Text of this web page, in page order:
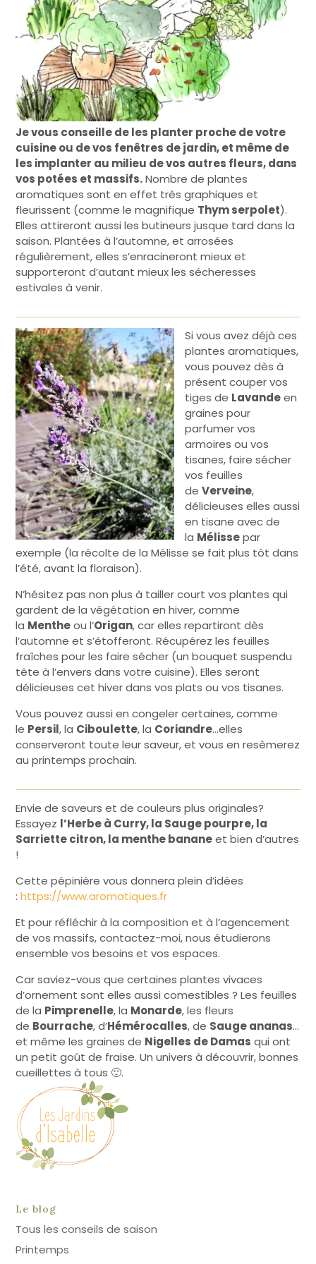
Je vous conseille de les planter proche de votre
cuisine ou de vos fenêtres de jardin, et même de
les implanter au milieu de vos autres fleurs, dans
vos potées et massifs.Nombre de plantes
aromatiques sont en effet très graphiques et
fleurissent (comme le magnifique Thym serpolet).
Elles attireront aussi les butineurs jusque tard dans la
saison. Plantées à l’automne, et arrosées
régulièrement, elles s’enracineront mieux et
supporteront d’autant mieux les sécheresses
estivales à venir.
Si vous avez déjà ces
plantes aromatiques,
vous pouvez dès à
présent couper vos
tiges de Lavandeen
graines pour
parfumer vos
armoires ou vos
tisanes, faire sécher
vos feuilles
deVerveine,
délicieuses elles aussi
en tisane avec de
la Mélissepar
exemple (la récolte de la Mélisse se fait plus tôt dans
l’été, avant la floraison).
N’hésitez pas non plus à tailler court vos plantes qui
gardent de la végétation en hiver, comme
la Mentheou l’Origan, car elles repartiront dès
l’automne et s’étofferont. Récupérez les feuilles
fraîches pour les faire sécher (un bouquet suspendu
tête à l’envers dans votre cuisine). Elles seront
délicieuses cet hiver dans vos plats ou vos tisanes.
Vous pouvez aussi en congeler certaines, comme
le Persil, la Ciboulette, la Coriandre…elles
conserveront toute leur saveur, et vous en resèmerez
au printemps prochain.
Envie de saveurs et de couleurs plus originales?
Essayez l’Herbe à Curry, la Sauge pourpre, la
Sarriette citron, la menthe bananeet bien d’autres
!
Cette pépinière vous donnera plein d’idées
:https://www.aromatiques.fr
Et pour réfléchir à la composition et à l’agencement
de vos massifs, contactez-moi, nous étudierons
ensemble vos besoins et vos espaces.
Car saviez-vous que certaines plantes vivaces
d’ornement sont elles aussi comestibles ? Les feuilles
de la Pimprenelle, la Monarde, les fleurs
de Bourrache, d’Hémérocalles, de Sauge ananas…
et même les graines de Nigelles de Damas qui ont
un petit goût de fraise. Un univers à découvrir, bonnes
cueillettes à tous 🙂.
Le blog
Tous les conseils de saison
Printemps